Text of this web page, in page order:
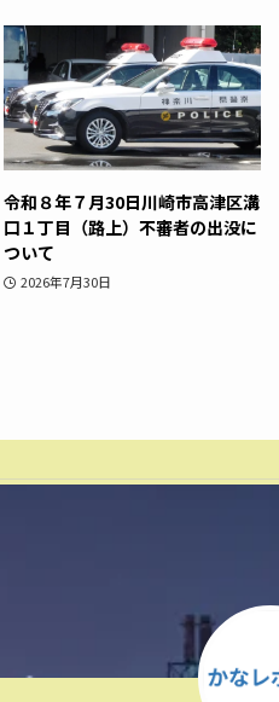
令和８年７月30日川崎市高津区溝
口１丁目（路上）不審者の出没に
ついて
2026年7月30日